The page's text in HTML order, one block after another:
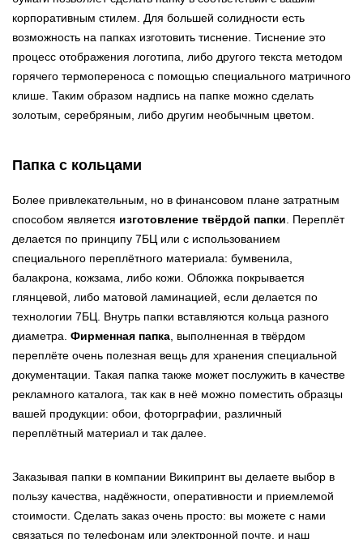
корпоративным стилем. Для большей солидности есть
возможность на папках изготовить тиснение. Тиснение это
процесс отображения логотипа, либо другого текста методом
горячего термопереноса с помощью специального матричного
клише. Таким образом надпись на папке можно сделать
золотым, серебряным, либо другим необычным цветом.
Папка с кольцами
Более привлекательным, но в финансовом плане затратным
способом является изготовление твёрдой папки . Переплёт
делается по принципу 7БЦ или с использованием
специального переплётного материала: бумвенила,
балакрона, кожзама, либо кожи. Обложка покрывается
глянцевой, либо матовой ламинацией, если делается по
технологии 7БЦ. Внутрь папки вставляются кольца разного
диаметра. Фирменная папка , выполненная в твёрдом
переплёте очень полезная вещь для хранения специальной
документации. Такая папка также может послужить в качестве
рекламного каталога, так как в неё можно поместить образцы
вашей продукции: обои, фоторграфии, различный
переплётный материал и так далее.
Заказывая папки в компании Википринт вы делаете выбор в
пользу качества, надёжности, оперативности и приемлемой
стоимости. Сделать заказ очень просто: вы можете с нами
связаться по телефонам или электронной почте, и наш